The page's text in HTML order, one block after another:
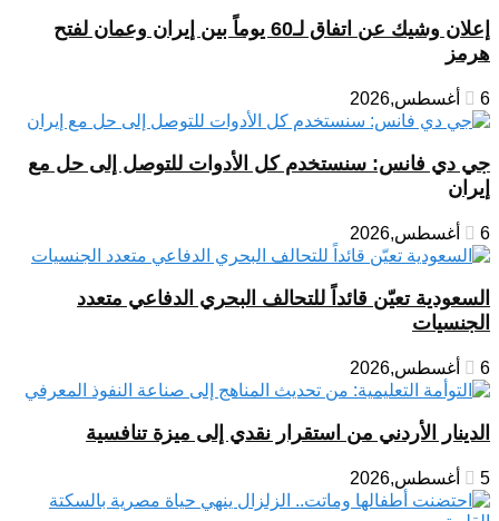
إعلان وشيك عن اتفاق لـ60 يوماً بين إيران وعمان لفتح
هرمز
6 أغسطس,2026
جي دي فانس: سنستخدم كل الأدوات للتوصل إلى حل مع
إيران
6 أغسطس,2026
السعودية تعيّن قائداً للتحالف البحري الدفاعي متعدد
الجنسيات
6 أغسطس,2026
الدينار الأردني من استقرار نقدي إلى ميزة تنافسية
5 أغسطس,2026